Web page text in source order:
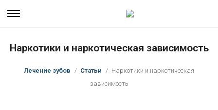
Наркотики и наркотическая зависимость
Лечение зубов Статьи
Наркотики и наркотическая
зависимость